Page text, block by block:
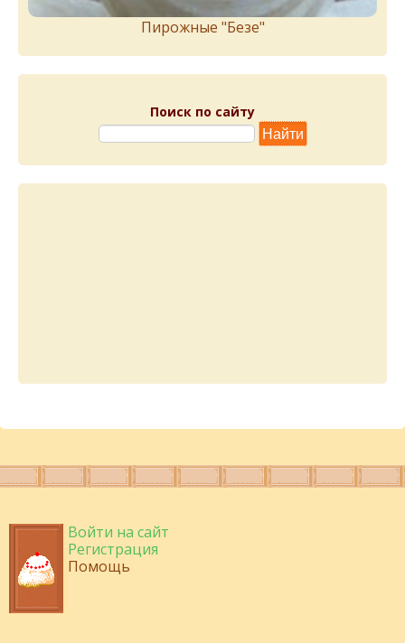
Пирожныe "Бeзe"
Поиск по сайту
Войти на сайт
Регистрация
Помощь